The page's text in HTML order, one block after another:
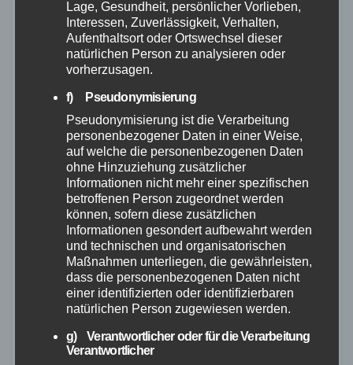
FEUERWEHR POLIZEI RETTUNGSDIENST
VIDEO
WESTERWALD
Sattelzug durchbricht
Mittelschutzplanke – A3 in beide
Richtungen gesperrt
30. OKT. 2025
Lage, Gesundheit, persönlicher Vorlieben,
Interessen, Zuverlässigkeit, Verhalten,
Aufenthaltsort oder Ortswechsel dieser
natürlichen Person zu analysieren oder
vorherzusagen.
f) Pseudonymisierung
Pseudonymisierung ist die Verarbeitung
personenbezogener Daten in einer Weise,
auf welche die personenbezogenen Daten
ohne Hinzuziehung zusätzlicher
Informationen nicht mehr einer spezifischen
betroffenen Person zugeordnet werden
können, sofern diese zusätzlichen
Informationen gesondert aufbewahrt werden
und technischen und organisatorischen
Maßnahmen unterliegen, die gewährleisten,
dass die personenbezogenen Daten nicht
einer identifizierten oder identifizierbaren
natürlichen Person zugewiesen werden.
g) Verantwortlicher oder für die Verarbeitung
Verantwortlicher